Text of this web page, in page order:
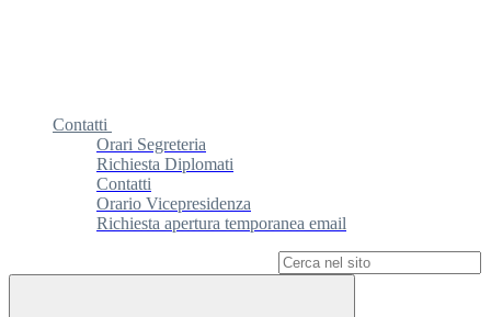
Contatti
Orari Segreteria
Richiesta Diplomati
Contatti
Orario Vicepresidenza
Richiesta apertura temporanea email